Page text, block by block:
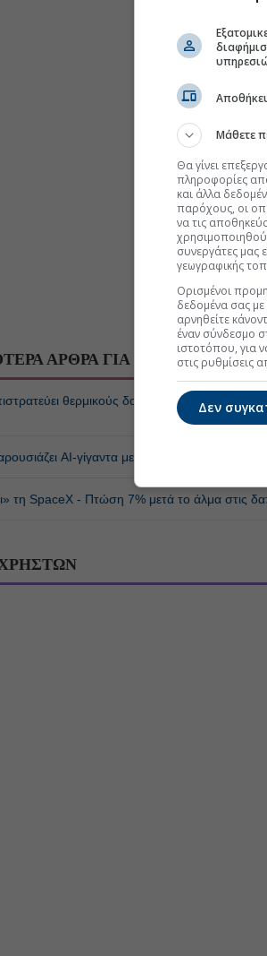
ΑΡΘΡΑ ΓΙΑ ΤΕΧΝΟΛΟΓΙΑ -
θερμικούς δορυφόρους στη μάχη με
AI-γίγαντα με πάνω από 1 εκατ.
τη SpaceX - Πτώση 7% μετά το άλμα στις
Μάθετε
Θα γίνει
πληροφορίες
και άλλα
παρόχους, οι
να τις
συνεργάτες μας
γεωγραφικής
Ορισμένοι
δεδομένα σας
αρνηθείτε
έναν σύνδεσμο
ιστοτόπου, για
στις ρυθμίσεις
Δεν